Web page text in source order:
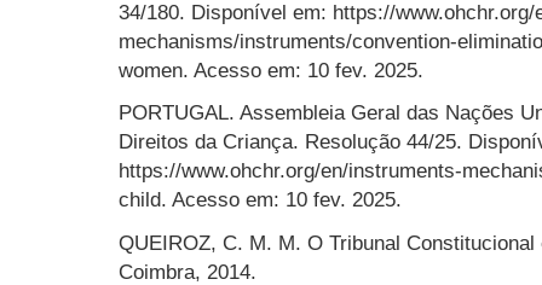
34/180. Disponível em: https://
mechanisms/instruments/convention-
women. Acesso em: 10 fev. 2025.
PORTUGAL. Assembleia Geral das Nações
Direitos da Criança. Resolução 44/25.
https://www.ohchr.org/en/instruments-
child. Acesso em: 10 fev. 2025.
QUEIROZ, C. M. M. O Tribunal
Coimbra, 2014.